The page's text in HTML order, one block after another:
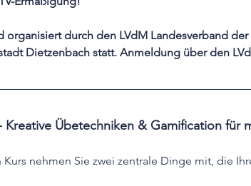
organisiert durch den LVdM Landesverband
Dietzenbach statt. Anmeldung über den
Übetechniken & Gamification für
Kurs nehmen Sie zwei zentrale Dinge mit, die